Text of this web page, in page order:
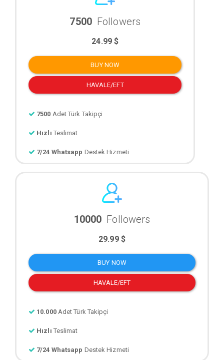
7500 Followers
24.99 $
BUY NOW
HAVALE/EFT
7500 Adet Türk Takipçi
Hızlı Teslimat
7/24 Whatsapp Destek Hizmeti
10000 Followers
29.99 $
BUY NOW
HAVALE/EFT
10.000 Adet Türk Takipçi
Hızlı Teslimat
7/24 Whatsapp Destek Hizmeti